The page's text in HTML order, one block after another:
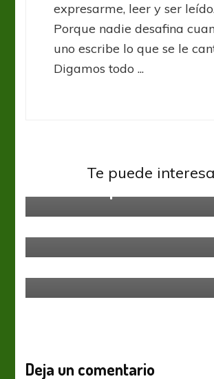
expresarme, leer y ser
Porque nadie desafina
uno escribe lo que se le
Digamos todo ...
Te puede
Inglaterra Premier League
No me des por muerto
Deja un comentario